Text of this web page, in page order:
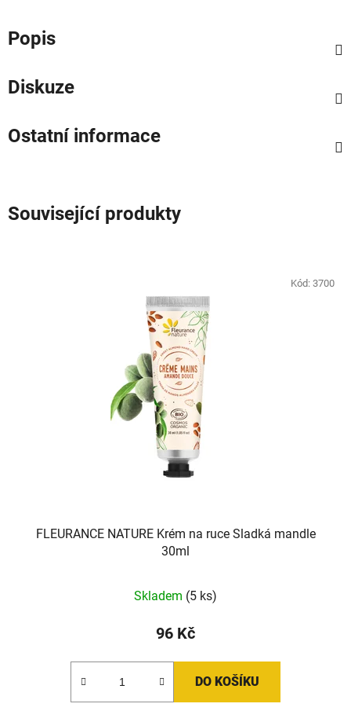
Popis
Diskuze
Ostatní informace
Související produkty
FLEURANCE NATURE Krém na ruce Sladká mandle
30ml
Skladem (5 ks)
96 Kč
DO KOŠÍKU
Kód: 3700